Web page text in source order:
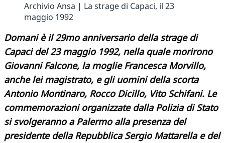
Archivio Ansa | La strage di Capaci, il 23
maggio 1992
Domani è il 29mo anniversario della strage di
Capaci del 23 maggio 1992, nella quale morirono
Giovanni Falcone, la moglie Francesca Morvillo,
anche lei magistrato, e gli uomini della scorta
Antonio Montinaro, Rocco Dicillo, Vito Schifani. Le
commemorazioni organizzate dalla Polizia di Stato
sisvolgeranno a Palermo allapresenza del
presidente della Repubblica Sergio Mattarella e del